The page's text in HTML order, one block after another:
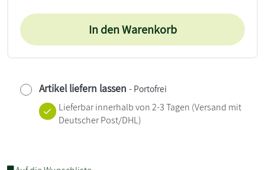
In den Warenkorb
Artikel liefern lassen - Portofrei
Lieferbar innerhalb von 2-3 Tagen (Versand mit
Deutscher Post/DHL)